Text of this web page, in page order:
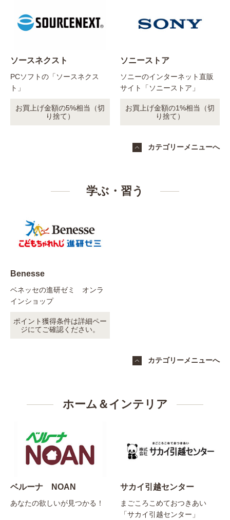
ソースネクスト
PCソフトの「ソースネクス
ト」
お買上げ金額の5%相当（切
り捨て）
ソニーストア
ソニーのインターネット直販
サイト「ソニーストア」
お買上げ金額の1%相当（切
り捨て）
カテゴリーメニューへ
学ぶ・習う
Benesse
ベネッセの進研ゼミ オンラ
インショップ
ポイント獲得条件は詳細ペー
ジにてご確認ください。
カテゴリーメニューへ
ホーム＆インテリア
ベルーナ NOAN
あなたの欲しいが見つかる！
サカイ引越センター
まごころこめておつきあい
「サカイ引越センター」